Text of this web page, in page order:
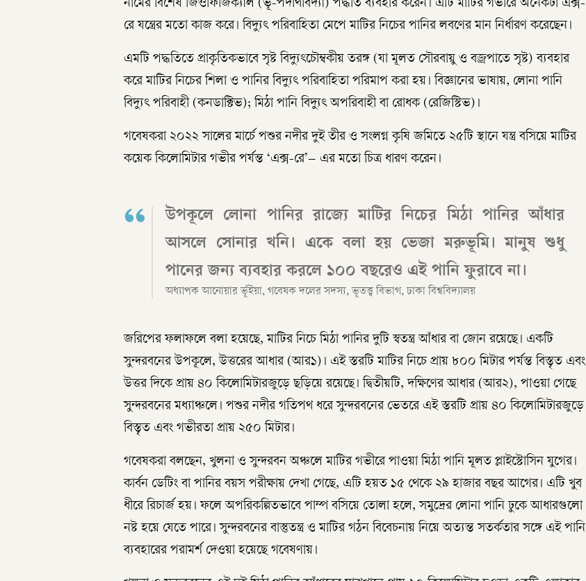
নামের বিশেষ জিওফিজিক্যাল (ভূ-পদার্থবিদ্যা) পদ্ধতি ব্যবহার করেন। এটি মাটির গভীরে অনেকটা এক্স-
রে যন্ত্রের মতো কাজ করে। বিদ্যুৎ পরিবাহিতা মেপে মাটির নিচের পানির লবণের মান নির্ধারণ করেছেন।
এমটি পদ্ধতিতে প্রাকৃতিকভাবে সৃষ্ট বিদ্যুৎচৌম্বকীয় তরঙ্গ (যা মূলত সৌরবায়ু ও বজ্রপাতে সৃষ্ট) ব্যবহার
করে মাটির নিচের শিলা ও পানির বিদ্যুৎ পরিবাহিতা পরিমাপ করা হয়। বিজ্ঞানের ভাষায়, লোনা পানি
বিদ্যুৎ পরিবাহী (কনডাক্টিভ); মিঠা পানি বিদ্যুৎ অপরিবাহী বা রোধক (রেজিস্টিভ)।
গবেষকরা ২০২২ সালের মার্চে পশুর নদীর দুই তীর ও সংলগ্ন কৃষি জমিতে ২৫টি স্থানে যন্ত্র বসিয়ে মাটির
কয়েক কিলোমিটার গভীর পর্যন্ত ‘এক্স-রে’– এর মতো চিত্র ধারণ করেন।
উপকূলে লোনা পানির রাজ্যে মাটির নিচের মিঠা পানির আঁধার
আসলে সোনার খনি। একে বলা হয় ভেজা মরুভূমি। মানুষ শুধু
পানের জন্য ব্যবহার করলে ১০০ বছরেও এই পানি ফুরাবে না।
অধ্যাপক আনোয়ার ভূঁইয়া, গবেষক দলের সদস্য, ভূতত্ত্ব বিভাগ, ঢাকা বিশ্ববিদ্যালয়
জরিপের ফলাফলে বলা হয়েছে, মাটির নিচে মিঠা পানির দুটি স্বতন্ত্র আঁধার বা জোন রয়েছে। একটি
সুন্দরবনের উপকূলে, উত্তরের আধার (আর১)। এই স্তরটি মাটির নিচে প্রায় ৮০০ মিটার পর্যন্ত বিস্তৃত এবং
উত্তর দিকে প্রায় ৪০ কিলোমিটারজুড়ে ছড়িয়ে রয়েছে। দ্বিতীয়টি, দক্ষিণের আধার (আর২), পাওয়া গেছে
সুন্দরবনের মধ্যাঞ্চলে। পশুর নদীর গতিপথ ধরে সুন্দরবনের ভেতরে এই স্তরটি প্রায় ৪০ কিলোমিটারজুড়ে
বিস্তৃত এবং গভীরতা প্রায় ২৫০ মিটার।
গবেষকরা বলছেন, খুলনা ও সুন্দরবন অঞ্চলে মাটির গভীরে পাওয়া মিঠা পানি মূলত প্লাইস্টোসিন যুগের।
কার্বন ডেটিং বা পানির বয়স পরীক্ষায় দেখা গেছে, এটি হয়ত ১৫ থেকে ২৯ হাজার বছর আগের। এটি খুব
ধীরে রিচার্জ হয়। ফলে অপরিকল্পিতভাবে পাম্প বসিয়ে তোলা হলে, সমুদ্রের লোনা পানি ঢুকে আধারগুলো
নষ্ট হয়ে যেতে পারে। সুন্দরবনের বাস্তুতন্ত্র ও মাটির গঠন বিবেচনায় নিয়ে অত্যন্ত সতর্কতার সঙ্গে এই পানি
ব্যবহারের পরামর্শ দেওয়া হয়েছে গবেষণায়।